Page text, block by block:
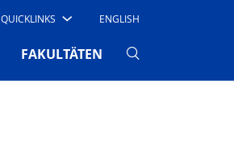
QUICKLINKS ENGLISH
(CURRENT)
FAKULTÄTEN